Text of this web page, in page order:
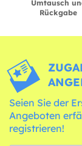
Umtausch
Rückgabe
Seien Sie der
Angeboten
registrieren!